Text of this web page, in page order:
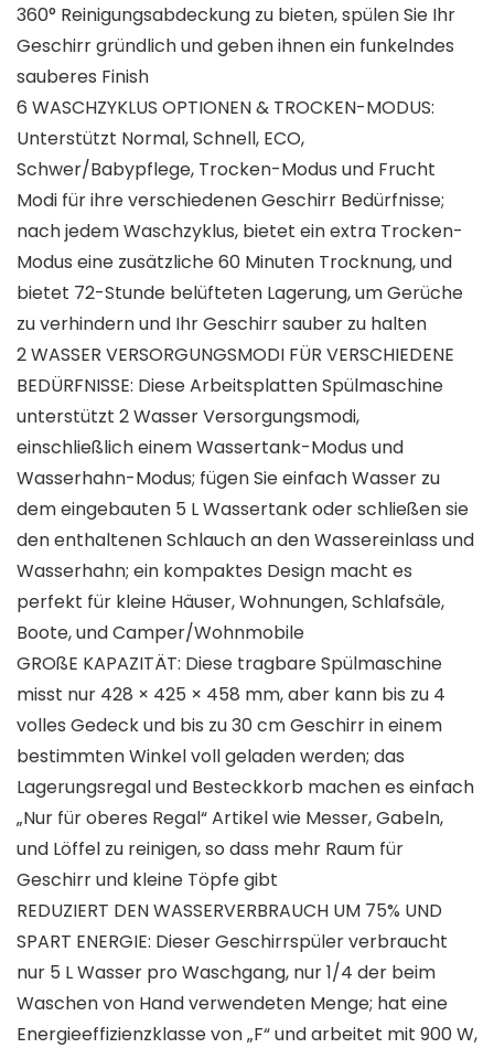
360° Reinigungsabdeckung zu bieten, spülen Sie Ihr
Geschirr gründlich und geben ihnen ein funkelndes
sauberes Finish
6 WASCHZYKLUS OPTIONEN & TROCKEN-MODUS:
Unterstützt Normal, Schnell, ECO,
Schwer/Babypflege, Trocken-Modus und Frucht
Modi für ihre verschiedenen Geschirr Bedürfnisse;
nach jedem Waschzyklus, bietet ein extra Trocken-
Modus eine zusätzliche 60 Minuten Trocknung, und
bietet 72-Stunde belüfteten Lagerung, um Gerüche
zu verhindern und Ihr Geschirr sauber zu halten
2 WASSER VERSORGUNGSMODI FÜR VERSCHIEDENE
BEDÜRFNISSE: Diese Arbeitsplatten Spülmaschine
unterstützt 2 Wasser Versorgungsmodi,
einschließlich einem Wassertank-Modus und
Wasserhahn-Modus; fügen Sie einfach Wasser zu
dem eingebauten 5 L Wassertank oder schließen sie
den enthaltenen Schlauch an den Wassereinlass und
Wasserhahn; ein kompaktes Design macht es
perfekt für kleine Häuser, Wohnungen, Schlafsäle,
Boote, und Camper/Wohnmobile
GROßE KAPAZITÄT: Diese tragbare Spülmaschine
misst nur 428 × 425 × 458 mm, aber kann bis zu 4
volles Gedeck und bis zu 30 cm Geschirr in einem
bestimmten Winkel voll geladen werden; das
Lagerungsregal und Besteckkorb machen es einfach
„Nur für oberes Regal“ Artikel wie Messer, Gabeln,
und Löffel zu reinigen, so dass mehr Raum für
Geschirr und kleine Töpfe gibt
REDUZIERT DEN WASSERVERBRAUCH UM 75% UND
SPART ENERGIE: Dieser Geschirrspüler verbraucht
nur 5 L Wasser pro Waschgang, nur 1/4 der beim
Waschen von Hand verwendeten Menge; hat eine
Energieeffizienzklasse von „F“ und arbeitet mit 900 W,